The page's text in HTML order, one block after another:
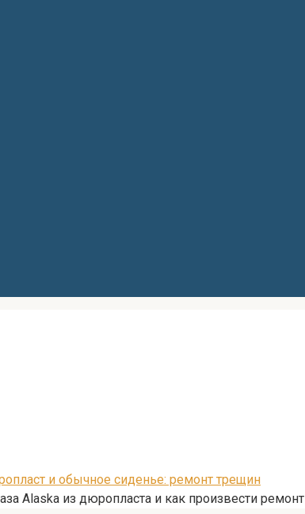
и обычное сиденье: ремонт трещин
Alaska из дюропласта и как произвести ремонт